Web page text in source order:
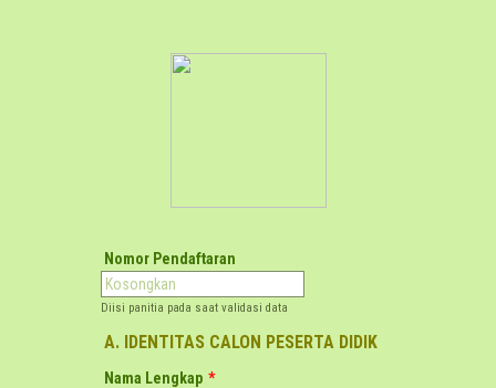
Nomor Pendaftaran
Diisi panitia pada saat validasi data
A. IDENTITAS CALON PESERTA DIDIK
Nama Lengkap *